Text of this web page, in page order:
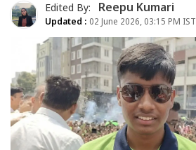
Edited By: Reepu Kumari
Updated : 02 June 2026, 03:15 PM IST